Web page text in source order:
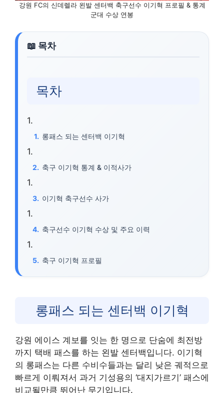
강원 FC의 신데렐라 왼발 센터백 축구선수 이기혁 프로필 & 통계
군대 수상 연봉
목차
롱패스 되는 센터백 이기혁
축구 이기혁 통계 & 이적사가
이기혁 축구선수 사가
축구선수 이기혁 수상 및 주요 이력
축구 이기혁 프로필
롱패스 되는 센터백 이기혁
강원 에이스 계보를 잇는 한 명으로 단숨에 최전방
까지 택배 패스를 하는 왼발 센터백입니다. 이기혁
의 롱패스는 다른 수비수들과는 달리 낮은 궤적으로
빠르게 이뤄져서 과거 기성용의 ‘대지가르기’ 패스에
비교될만큼 뛰어난 무기입니다.